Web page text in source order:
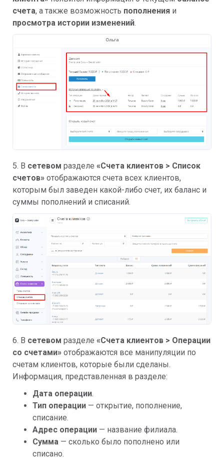
счета, а также возможность пополнения и
просмотра истории изменений.
5. В сетевом разделе «Счета клиентов > Список
счетов» отображаются счета всех клиентов,
которым был заведен какой-либо счет, их баланс и
суммы пополнений и списаний.
6. В сетевом разделе «Счета клиентов > Операции
со счетами» отображаются все манипуляции по
счетам клиентов, которые были сделаны.
Информация, представленная в разделе:
Дата операции.
Тип операции — открытие, пополнение,
списание.
Адрес операции — название филиала.
Сумма — сколько было пополнено или
списано.